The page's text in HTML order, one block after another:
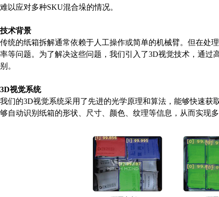
难以应对多种SKU混合垛的情况。
技术背景
传统的纸箱拆解通常依赖于人工操作或简单的机械臂。但在处
率等问题。为了解决这些问题，我们引入了3D视觉技术，通
别。
3D视觉系统
我们的3D视觉系统采用了先进的光学原理和算法，能够快速
够自动识别纸箱的形状、尺寸、颜色、纹理等信息，从而实现